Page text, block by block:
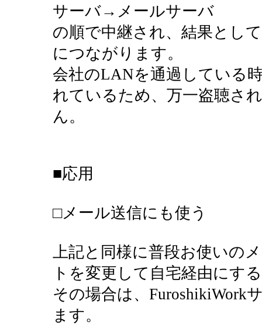
サーバ→メールサーバ
の順で中継され、結果とし
につながります。
会社のLANを通過している
れているため、万一盗聴さ
ん。
■応用
□メール送信にも使う
上記と同様に普段お使いの
トを変更して自宅経由にす
その場合は、FuroshikiWork
ます。